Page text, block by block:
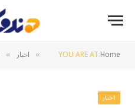
YOU ARE AT:Home
» اخبار »
اخبار